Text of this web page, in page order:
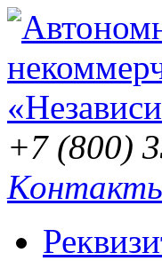
+7 (800)